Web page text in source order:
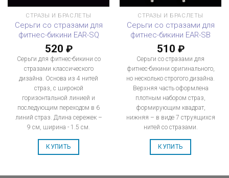
СТРАЗЫ И БРАСЛЕТЫ
Серьги со стразами для
фитнес-бикини EAR-SQ
520 ₽
Серьги для фитнес-бикини со
стразами классического
дизайна. Основа из 4 нитей
страз, с широкой
горизонтальной линией и
последующим переходом в 6
линий страз. Длина сережек –
9 см, ширина - 1.5 см.
КУПИТЬ
СТРАЗЫ И БРАСЛЕТЫ
Серьги со стразами для
фитнес-бикини EAR-SB
510 ₽
Серьги со стразами для
фитнес-бикини оригинального,
но несколько строгого дизайна.
Верхняя часть оформлена
плотным набором страз,
формирующим квадрат,
нижняя – в виде 7 струящихся
нитей со стразами.
КУПИТЬ